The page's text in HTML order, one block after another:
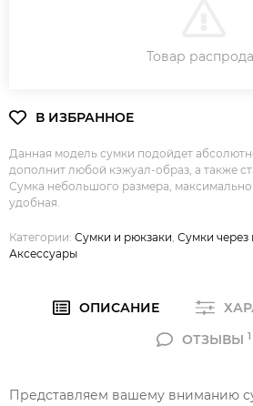
Товар
Данная модель сумки подойдет
дополнит любой кэжуал-образ, а также
Сумка небольшого размера,
удобная.
Категории: Сумки и рюкзаки, Сумки через
Аксессуары
ОПИСАНИЕ
ОТЗЫВЫ 1
Представляем вашему вниманию